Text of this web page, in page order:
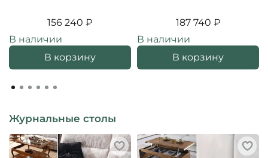
156 240 ₽
В наличии
В корзину
187 740 ₽
В наличии
В корзину
Журнальные столы